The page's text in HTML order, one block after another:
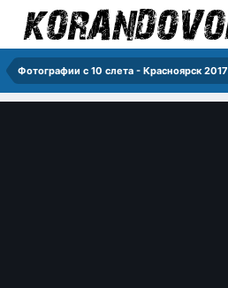
Фотографии с 10 слета - Красноярск 2017